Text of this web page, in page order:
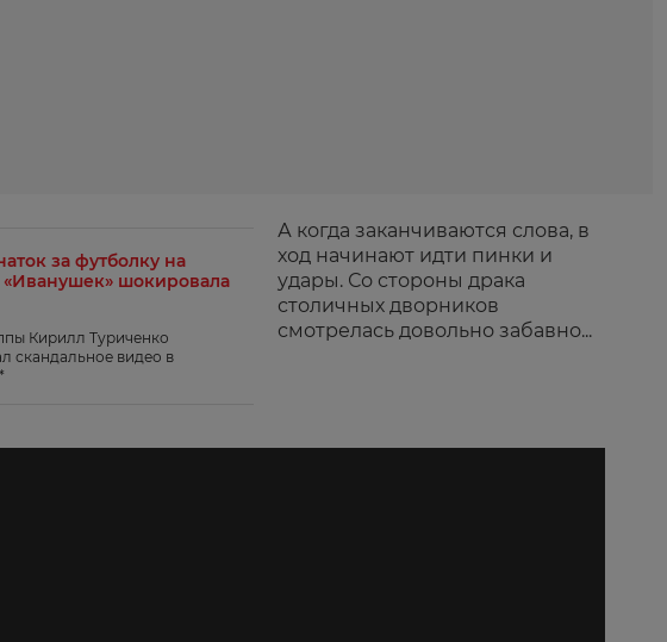
за футболку на
«Иванушек» шокировала
Кирилл Туриченко
скандальное видео в
А когда заканчиваются слова, в
ход начинают идти пинки и
удары. Со стороны драка
столичных дворников
смотрелась довольно забавно...